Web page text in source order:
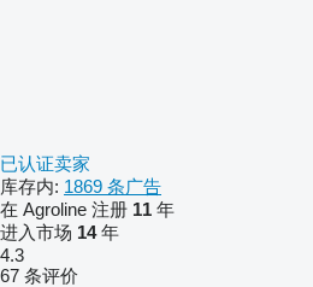
已认证卖家
库存内: 1869 条广告
在 Agroline 注册 11 年
进入市场 14年
4.3
67 条评价